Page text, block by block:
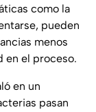
como la
pueden
menos
en el proceso.
en un
pasan